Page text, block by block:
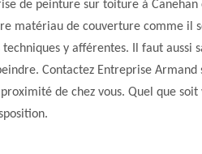
de peinture sur toiture à Canehan
matériau de couverture comme il
y afférentes. Il faut aussi
Contactez Entreprise Armand
de chez vous. Quel que